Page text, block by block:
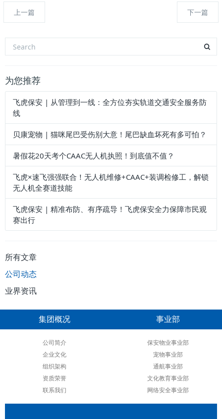
上一篇 下一篇
为您推荐
飞虎保安 | 从管理到一线：全方位夯实轨道交通安全服务防
线
贝康宠物 | 猫咪尾巴受伤别大意！尾巴缺血坏死有多可怕？
暑假花20天考个CAAC无人机执照！到底值不值？
飞虎×速飞强强联合！无人机维修+CAAC+装调检修工，解锁
无人机全赛道技能
飞虎保安 | 精准布防、有序疏导！飞虎保安全力保障市民观
赛出行
所有文章
公司动态
业界资讯
集团概况
公司简介
企业文化
组织架构
资质荣誉
联系我们
事业部
保安物业事业部
宠物事业部
通航事业部
文化教育事业部
网络安全事业部